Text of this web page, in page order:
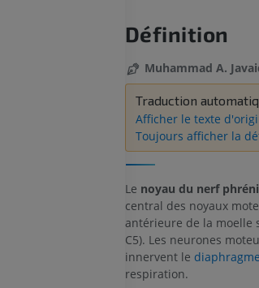
Définition
Muhammad A.
Traduction
Afficher le texte
Toujours afficher la
Le noyau du nerf
central des noyaux
antérieure de la moelle
C5). Les neurones
innervent le diaphragme
respiration.